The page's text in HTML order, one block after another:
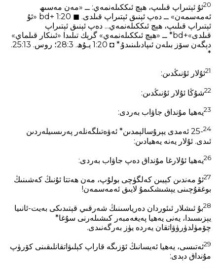
20ئۇ ئېتىراپ قىلىپ، ھېچ ئىككىلەنمەي: ــ «مەن مەسىھ
ئەمەسمەن» ــ دەپ ئېنىق ئېتىراپ قىلدى. ◼ 1:20 +bd «ئۇ
ئېتىراپ قىلىپ، ھېچ ئىككىلەنمەي... دەپ ئېنىق ئېتىراپ
قىلدى»+bd* ــ «ھېچ ئىككىلەنمەي» گرېك تىلىدا «ئىنكار قىلماي»
دېگەن سۆز بىلەن ئىپادىلىنىدۇ.* ◘ 1:20 يـۇھ. 3‏:28؛ روس. 13‏:25.
*
21ئۇلار ئۇنىڭدىن:
22شۇڭا ئۇلار ئۇنىڭدىن:
23يەھيا مۇنداق جاۋاب بەردى:
24
‏-25 ئەمدى يېرۇسالېمدىن* ئەۋەتىلگەنلەر پەرىسىيلەردىن
ئىدى. ئۇلار يەنە يەھيادىن:
26يەھيا ئۇلارغا مۇنداق دەپ جاۋاب بەردى:
27ئۇ مەندىن كېيىن كەلگۈچى بولۇپ، مەن ھەتتا ئۇنىڭ كەشىنىڭ
بوغقۇچىنى يېشىشكىمۇ لايىق ئەمەسمەن!
28بۇ ئىشلار ئىئوردان دەرياسىنىڭ شەرقىي قېتىدىكى بەيت-ئانىيا
يېزىسىدا، يەنى يەھيا پەيغەمبەر كىشىلەرنى سۇغا*
چۆمۈلدۈرۈۋاتقان يەردە يۈز بەرگەنىدى.
29ئەتىسى، يەھيا ئەيسانىڭ ئۆزىگە قاراپ كېلىۋاتقانلىقىنى كۆرۈپ
مۇنداق دېدى: